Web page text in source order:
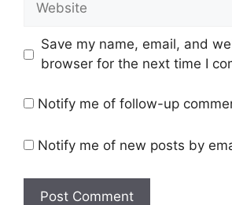
Save my name, email, and
browser for the next time I
Notify me of follow-up
Notify me of new posts by